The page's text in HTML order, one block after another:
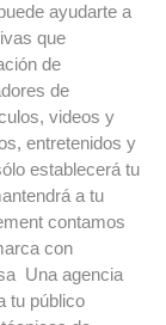
ayudarte a
que
de
de
videos y
entretenidos y
establecerá tu
a tu
contamos
con
Una agencia
tu público